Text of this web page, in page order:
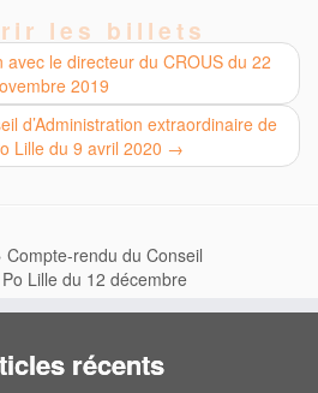
les billets
le directeur du CROUS du 22
2019
d’Administration extraordinaire de
Lille du 9 avril 2020 →
Compte-rendu du Conseil
Lille du 12 décembre
récents